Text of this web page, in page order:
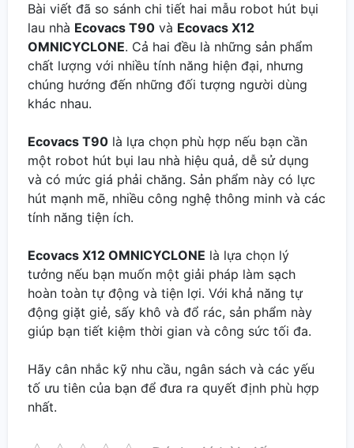
Bài viết đã so sánh chi tiết hai mẫu robot hút bụi
lau nhà Ecovacs T90 và Ecovacs X12
OMNICYCLONE. Cả hai đều là những sản phẩm
chất lượng với nhiều tính năng hiện đại, nhưng
chúng hướng đến những đối tượng người dùng
khác nhau.
Ecovacs T90 là lựa chọn phù hợp nếu bạn cần
một robot hút bụi lau nhà hiệu quả, dễ sử dụng
và có mức giá phải chăng. Sản phẩm này có lực
hút mạnh mẽ, nhiều công nghệ thông minh và các
tính năng tiện ích.
Ecovacs X12 OMNICYCLONE là lựa chọn lý
tưởng nếu bạn muốn một giải pháp làm sạch
hoàn toàn tự động và tiện lợi. Với khả năng tự
động giặt giẻ, sấy khô và đổ rác, sản phẩm này
giúp bạn tiết kiệm thời gian và công sức tối đa.
Hãy cân nhắc kỹ nhu cầu, ngân sách và các yếu
tố ưu tiên của bạn để đưa ra quyết định phù hợp
nhất.